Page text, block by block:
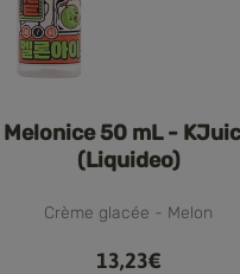
Melonice 50 mL -
(Liquideo)
Crème glacée - Melon
13,23€